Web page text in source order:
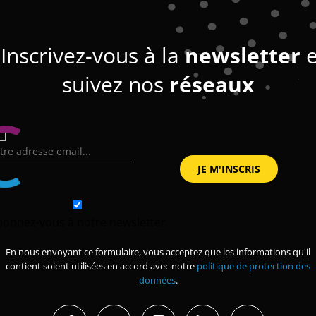
Inscrivez-vous à lanewsletter
suivez nos réseaux
En nous envoyant ce formulaire, vous acceptez que les informations qu'il
contient soient utilisées en accord avec notre politique de protection des
données.